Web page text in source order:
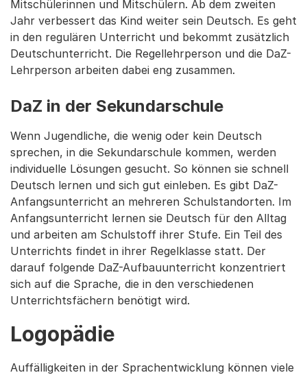
Mitschülerinnen und Mitschülern. Ab dem zweiten
Jahr verbessert das Kind weiter sein Deutsch. Es geht
in den regulären Unterricht und bekommt zusätzlich
Deutschunterricht. Die Regellehrperson und die DaZ-
Lehrperson arbeiten dabei eng zusammen.
DaZ in der Sekundarschule
Wenn Jugendliche, die wenig oder kein Deutsch
sprechen, in die Sekundarschule kommen, werden
individuelle Lösungen gesucht. So können sie schnell
Deutsch lernen und sich gut einleben. Es gibt DaZ-
Anfangsunterricht an mehreren Schulstandorten. Im
Anfangsunterricht lernen sie Deutsch für den Alltag
und arbeiten am Schulstoff ihrer Stufe. Ein Teil des
Unterrichts findet in ihrer Regelklasse statt. Der
darauf folgende DaZ-Aufbauunterricht konzentriert
sich auf die Sprache, die in den verschiedenen
Unterrichtsfächern benötigt wird.
Logopädie
Auffälligkeiten in der Sprachentwicklung können viele